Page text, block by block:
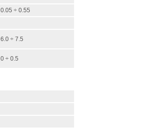
0.05 ÷ 0.55
6.0 ÷ 7.5
0 ÷ 0.5